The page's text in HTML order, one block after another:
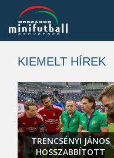
KIEMELT HÍREK
TRENCSÉNYI JÁNOS
HOSSZABBÍTOTT